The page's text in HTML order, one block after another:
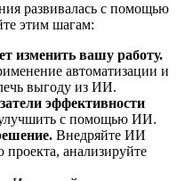
развивалась с помощью
этим шагам:
изменить вашу работу.
автоматизации и
выгоду из ИИ.
эффективности
с помощью ИИ.
Внедряйте ИИ
проекта, анализируйте